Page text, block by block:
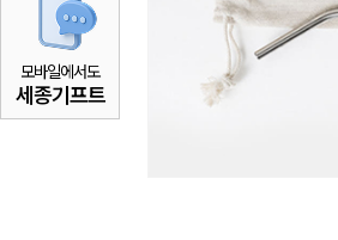
모바일에서도
세종기프트